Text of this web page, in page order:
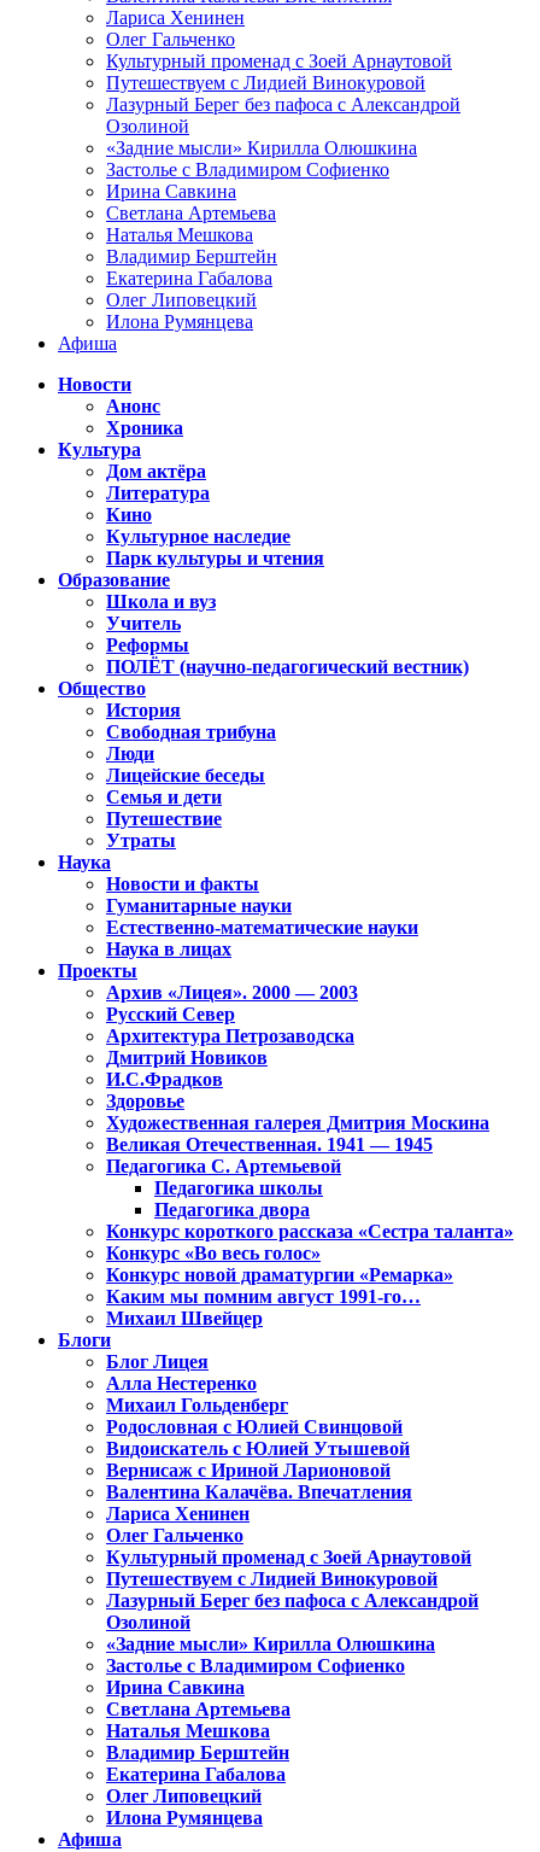
Лариса Хенинен
Олег Гальченко
Культурный променад с Зоей Арнаутовой
Путешествуем с Лидией Винокуровой
Лазурный Берег без пафоса с Александрой
Озолиной
«Задние мысли» Кирилла Олюшкина
Застолье с Владимиром Софиенко
Ирина Савкина
Светлана Артемьева
Наталья Мешкова
Владимир Берштейн
Екатерина Габалова
Олег Липовецкий
Илона Румянцева
Афиша
Новости
Анонс
Хроника
Культура
Дом актёра
Литература
Кино
Культурное наследие
Парк культуры и чтения
Образование
Школа и вуз
Учитель
Реформы
ПОЛЁТ (научно-педагогический вестник)
Общество
История
Свободная трибуна
Люди
Лицейские беседы
Семья и дети
Путешествие
Утраты
Наука
Новости и факты
Гуманитарные науки
Естественно-математические науки
Наука в лицах
Проекты
Архив «Лицея». 2000 — 2003
Русский Север
Архитектура Петрозаводска
Дмитрий Новиков
И.С.Фрадков
Здоровье
Художественная галерея Дмитрия Москина
Великая Отечественная. 1941 — 1945
Педагогика С. Артемьевой
Педагогика школы
Педагогика двора
Конкурс короткого рассказа «Сестра таланта»
Конкурс «Во весь голос»
Конкурс новой драматургии «Ремарка»
Каким мы помним август 1991-го…
Михаил Швейцер
Блоги
Блог Лицея
Алла Нестеренко
Михаил Гольденберг
Родословная с Юлией Свинцовой
Видоискатель с Юлией Утышевой
Вернисаж с Ириной Ларионовой
Валентина Калачёва. Впечатления
Лариса Хенинен
Олег Гальченко
Культурный променад с Зоей Арнаутовой
Путешествуем с Лидией Винокуровой
Лазурный Берег без пафоса с Александрой
Озолиной
«Задние мысли» Кирилла Олюшкина
Застолье с Владимиром Софиенко
Ирина Савкина
Светлана Артемьева
Наталья Мешкова
Владимир Берштейн
Екатерина Габалова
Олег Липовецкий
Илона Румянцева
Афиша